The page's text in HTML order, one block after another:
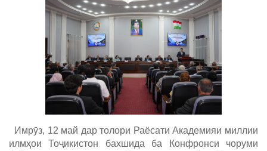
Имрӯз, 12 май дар толори Раёсати Академияи миллии
илмҳои Тоҷикистон бахшида ба Конфронси чоруми